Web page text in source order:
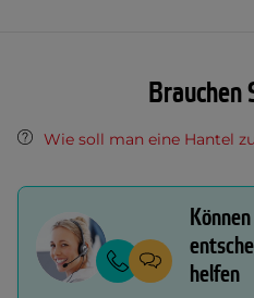
Brauchen
Wie soll man eine Hantel
helfen